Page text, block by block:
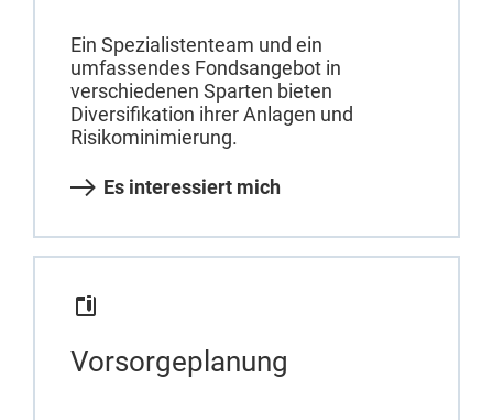
Ein Spezialistenteam und ein
umfassendes Fondsangebot in
verschiedenen Sparten bieten
Diversifikation ihrer Anlagen und
Risikominimierung.
Es interessiert mich
Vorsorgeplanung